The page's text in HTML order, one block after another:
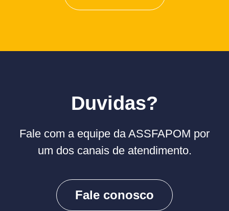
Duvidas?
Fale com a equipe da ASSFAPOM por
um dos canais de atendimento.
Fale conosco